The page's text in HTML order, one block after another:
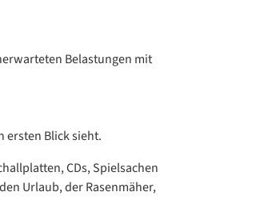
Belastungen mit
ersten Blick sieht.
CDs, Spielsachen
Urlaub, der Rasenmäher,